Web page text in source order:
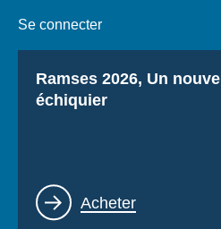
Se connecter
Titre
Ramses 2026, Un nouvel
échiquier
Lien
Acheter